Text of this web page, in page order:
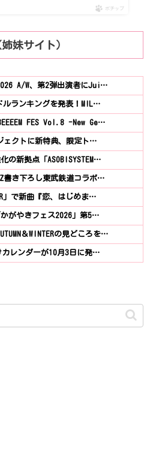
ポチップ
妹サイト）
2026 A/W、第2弾出演者にJui…
ルランキングを発表！M!L…
FES Vol.8 -New Ge…
ェクトに新特典、限定ト…
の新拠点「ASOBISYSTEM…
書き下ろし東武鉄道コラボ…
」で新曲『恋、はじめま…
がやきフェス2026」第5…
＆WINTERの見どころを…
レンダーが10月3日に発…